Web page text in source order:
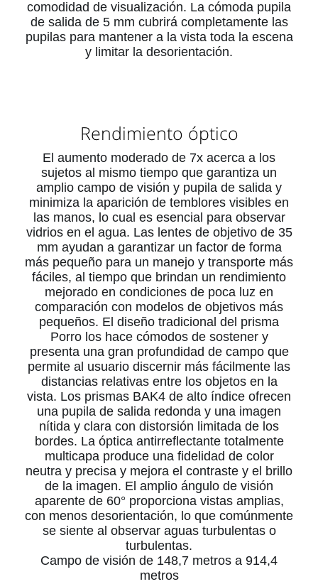
comodidad de visualización. La cómoda pupila
de salida de 5 mm cubrirá completamente las
pupilas para mantener a la vista toda la escena
y limitar la desorientación.
Rendimiento óptico
El aumento moderado de 7x acerca a los
sujetos al mismo tiempo que garantiza un
amplio campo de visión y pupila de salida y
minimiza la aparición de temblores visibles en
las manos, lo cual es esencial para observar
vidrios en el agua. Las lentes de objetivo de 35
mm ayudan a garantizar un factor de forma
más pequeño para un manejo y transporte más
fáciles, al tiempo que brindan un rendimiento
mejorado en condiciones de poca luz en
comparación con modelos de objetivos más
pequeños. El diseño tradicional del prisma
Porro los hace cómodos de sostener y
presenta una gran profundidad de campo que
permite al usuario discernir más fácilmente las
distancias relativas entre los objetos en la
vista. Los prismas BAK4 de alto índice ofrecen
una pupila de salida redonda y una imagen
nítida y clara con distorsión limitada de los
bordes. La óptica antirreflectante totalmente
multicapa produce una fidelidad de color
neutra y precisa y mejora el contraste y el brillo
de la imagen. El amplio ángulo de visión
aparente de 60° proporciona vistas amplias,
con menos desorientación, lo que comúnmente
se siente al observar aguas turbulentas o
turbulentas.
Campo de visión de 148,7 metros a 914,4
metros